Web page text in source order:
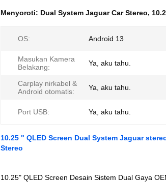
Menyoroti: Dual System Jaguar Car Stereo,
OS: Android 13
Masukan Kamera
Belakang:
Ya, aku tahu.
Carplay nirkabel &
Android otomatis:
Ya, aku tahu.
Port USB: Ya, aku tahu.
10.25 " QLED Screen Dual System Jaguar
Stereo
10.25" QLED Screen Desain Sistem Dual Gaya